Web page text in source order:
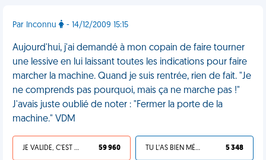
Par Inconnu - 14/12/2009 15:15
Aujourd'hui, j'ai demandé à mon copain de faire tourner
une lessive en lui laissant toutes les indications pour faire
marcher la machine. Quand je suis rentrée, rien de fait. "Je
ne comprends pas pourquoi, mais ça ne marche pas !"
J'avais juste oublié de noter : "Fermer la porte de la
machine." VDM
JE VALIDE, C'EST UNE VDM 59 960 TU L'AS BIEN MÉRITÉ 5 348